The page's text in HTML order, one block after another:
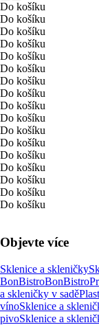
Do košíku
Do košíku
Do košíku
Do košíku
Do košíku
Do košíku
Do košíku
Do košíku
Do košíku
Do košíku
Do košíku
Do košíku
Do košíku
Do košíku
Do košíku
Do košíku
Do košíku
Objevte více
Sklenice a skleničky
BonBistroBonBistro
a skleničky v sadě
vínoSklenice a
pivoSklenice a